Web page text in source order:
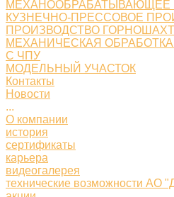
МЕХАНООБРАБАТЫВАЮЩЕЕ
КУЗНЕЧНО-ПРЕССОВОЕ
ПРОИЗВОДСТВО
МЕХАНИЧЕСКАЯ
С ЧПУ
МОДЕЛЬНЫЙ УЧАСТОК
Контакты
Новости
...
О компании
история
сертификаты
карьера
видеогалерея
технические возможности АО